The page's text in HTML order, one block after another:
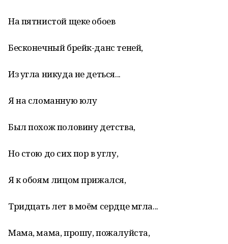
На пятнистой щеке обоев
Бесконечный брейк-данс теней,
Из угла никуда не деться...
Я на сломанную юлу
Был похож половину детства,
Но стою до сих пор в углу,
Я к обоям лицом прижался,
Тридцать лет в моём сердце мгла...
Мама, мама, прошу, пожалуйста,